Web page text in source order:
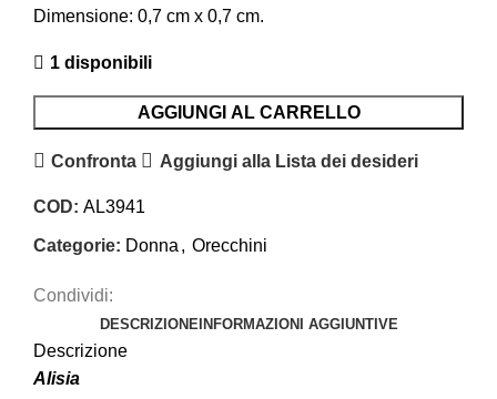
Dimensione: 0,7 cm x 0,7 cm.
1 disponibili
AGGIUNGI AL CARRELLO
Confronta Aggiungi alla Lista dei desideri
COD: AL3941
Categorie: Donna , Orecchini
Condividi:
DESCRIZIONEINFORMAZIONI AGGIUNTIVE
Descrizione
Alisia